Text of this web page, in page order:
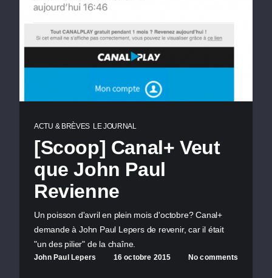
ACTU & BRÈVES LE JOURNAL
[Scoop] Canal+ Veut
que John Paul
Revienne
Un poisson d'avril en plein mois d'octobre? Canal+
demande à John Paul Lepers de revenir, car il était
"un des pilier" de la chaîne.
John Paul Lepers 16 octobre 2015 No comments